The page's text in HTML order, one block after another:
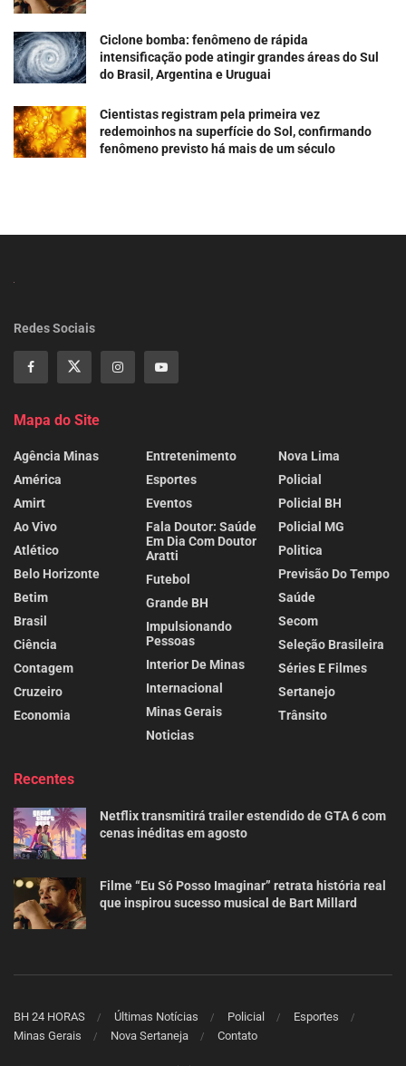
Ciclone bomba: fenômeno de rápida
intensificação pode atingir grandes áreas do Sul
do Brasil, Argentina e Uruguai
Cientistas registram pela primeira vez
redemoinhos na superfície do Sol, confirmando
fenômeno previsto há mais de um século
Redes Sociais
Mapa do Site
Agência Minas
América
Amirt
Ao Vivo
Atlético
Belo Horizonte
Betim
Brasil
Ciência
Contagem
Cruzeiro
Economia
Entretenimento
Esportes
Eventos
Fala Doutor: Saúde
Em Dia Com Doutor
Aratti
Futebol
Grande BH
Impulsionando
Pessoas
Interior De Minas
Internacional
Minas Gerais
Noticias
Nova Lima
Policial
Policial BH
Policial MG
Politica
Previsão Do Tempo
Saúde
Secom
Seleção Brasileira
Séries E Filmes
Sertanejo
Trânsito
Recentes
Netflix transmitirá trailer estendido de GTA 6 com
cenas inéditas em agosto
Filme “Eu Só Posso Imaginar” retrata história real
que inspirou sucesso musical de Bart Millard
BH 24 HORAS Últimas Notícias Policial
Esportes
Minas Gerais
Nova Sertaneja Contato